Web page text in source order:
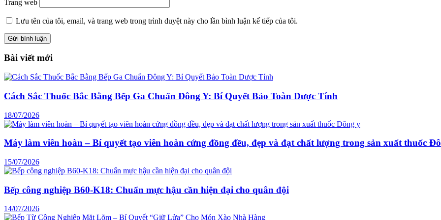
Trang web
Lưu tên của tôi, email, và trang web trong trình duyệt này cho lần bình luận kế tiếp của tôi.
Bài viết mới
Cách Sắc Thuốc Bắc Bằng Bếp Ga Chuẩn Đông Y: Bí Quyết Bảo Toàn Dược Tính
18/07/2026
Máy làm viên hoàn – Bí quyết tạo viên hoàn cứng đồng đều, đẹp và đạt chất lượng trong sản xuất thuốc
15/07/2026
Bếp công nghiệp B60-K18: Chuẩn mực hậu cần hiện đại cho quân đội
14/07/2026